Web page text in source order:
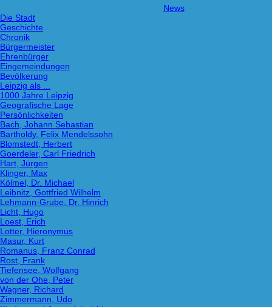
News
Die Stadt
Geschichte
Chronik
Bürgermeister
Ehrenbürger
Eingemeindungen
Bevölkerung
Leipzig als ...
1000 Jahre Leipzig
Geografische Lage
Persönlichkeiten
Bach, Johann Sebastian
Bartholdy, Felix Mendelssohn
Blomstedt, Herbert
Goerdeler, Carl Friedrich
Hart, Jürgen
Klinger, Max
Kölmel, Dr. Michael
Leibnitz, Gottfried Wilhelm
Lehmann-Grube, Dr. Hinrich
Licht, Hugo
Loest, Erich
Lotter, Hieronymus
Masur, Kurt
Romanus, Franz Conrad
Rost, Frank
Tiefensee, Wolfgang
von der Ohe, Peter
Wagner, Richard
Zimmermann, Udo